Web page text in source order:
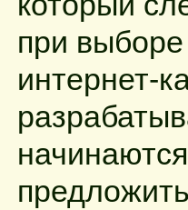
при выборе
интернет-